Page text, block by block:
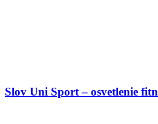
Slov Uni Sport – osvetlenie